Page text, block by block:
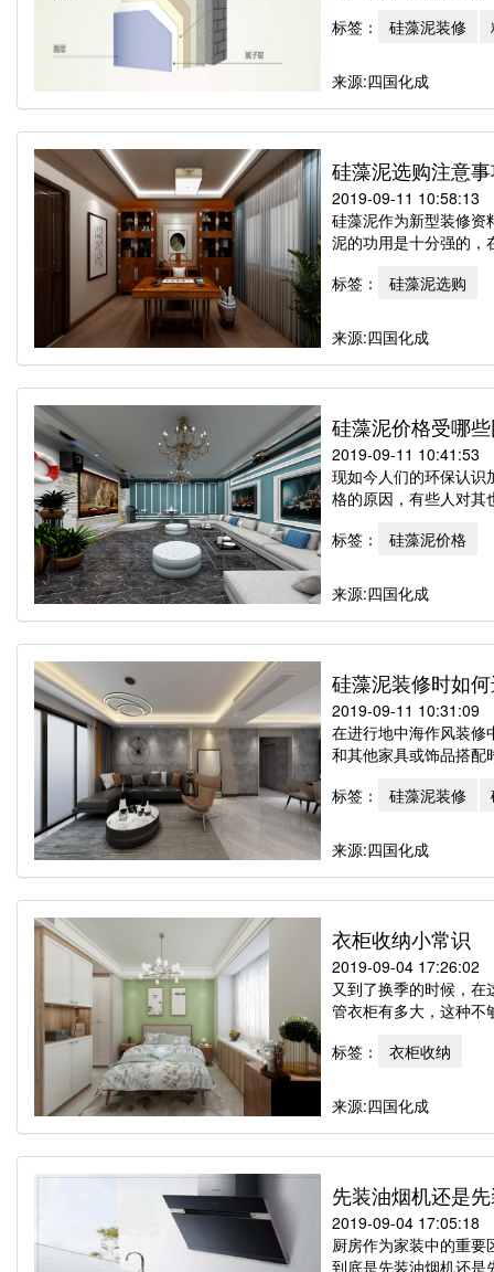
标签：
硅藻泥装修
来源:四国化成
硅藻泥选购注意
2019-09-11 10:58:13
硅藻泥作为新型装修资
泥的功用是十分强的，
标签：
硅藻泥选购
来源:四国化成
硅藻泥价格受哪
2019-09-11 10:41:53
现如今人们的环保认识
格的原因，有些人对其
标签：
硅藻泥价格
来源:四国化成
硅藻泥装修时如
2019-09-11 10:31:09
在进行地中海作风装修
和其他家具或饰品搭配
标签：
硅藻泥装修
来源:四国化成
衣柜收纳小常识
2019-09-04 17:26:02
又到了换季的时候，
管衣柜有多大，这种不
标签：
衣柜收纳
来源:四国化成
先装油烟机还是
2019-09-04 17:05:18
厨房作为家装中的重
到底是先装油烟机还是